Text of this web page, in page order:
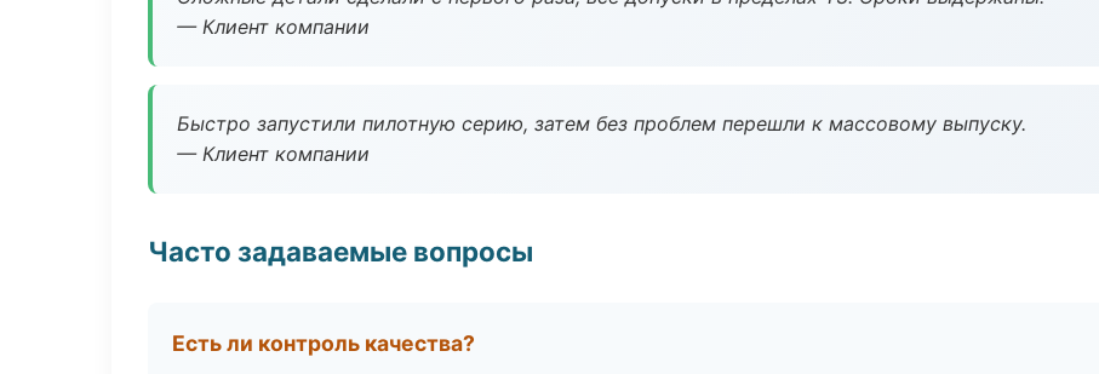
— Клиент компании
Быстро запустили пилотную серию, затем без проблем перешли к массовому выпуску.
— Клиент компании
Часто задаваемые вопросы
Есть ли контроль качества?